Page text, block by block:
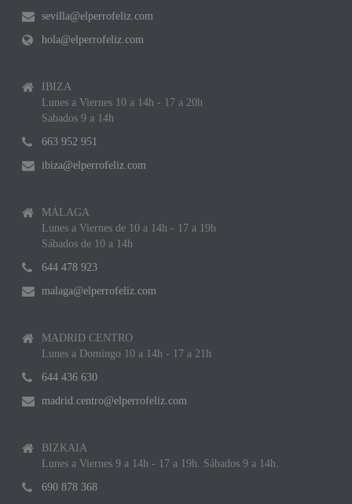
sevilla@elperrofeliz.com
hola@elperrofeliz.com
IBIZA
Lunes a Viernes 10 a 14h - 17 a 20h
Sabados 9 a 14h
663 952 951
ibiza@elperrofeliz.com
MÁLAGA
Lunes a Viernes de 10 a 14h - 17 a 19h
Sábados de 10 a 14h
644 478 923
malaga@elperrofeliz.com
MADRID CENTRO
Lunes a Domingo 10 a 14h - 17 a 21h
644 436 630
madrid.centro@elperrofeliz.com
BIZKAIA
Lunes a Viernes 9 a 14h - 17 a 19h. Sábados 9 a 14h.
690 878 368